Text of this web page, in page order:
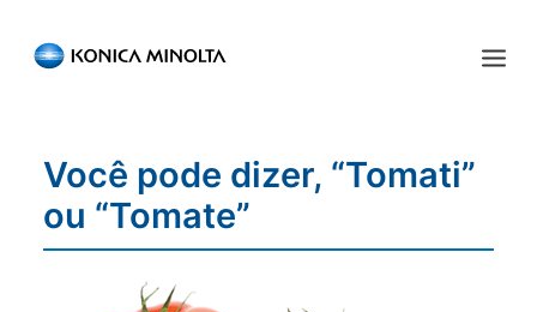
ENGLISH ESPAÑOL PORTUGUESE
INÍCIO
PRODUTOS
Você pode dizer, “Tomati”
ou “Tomate”